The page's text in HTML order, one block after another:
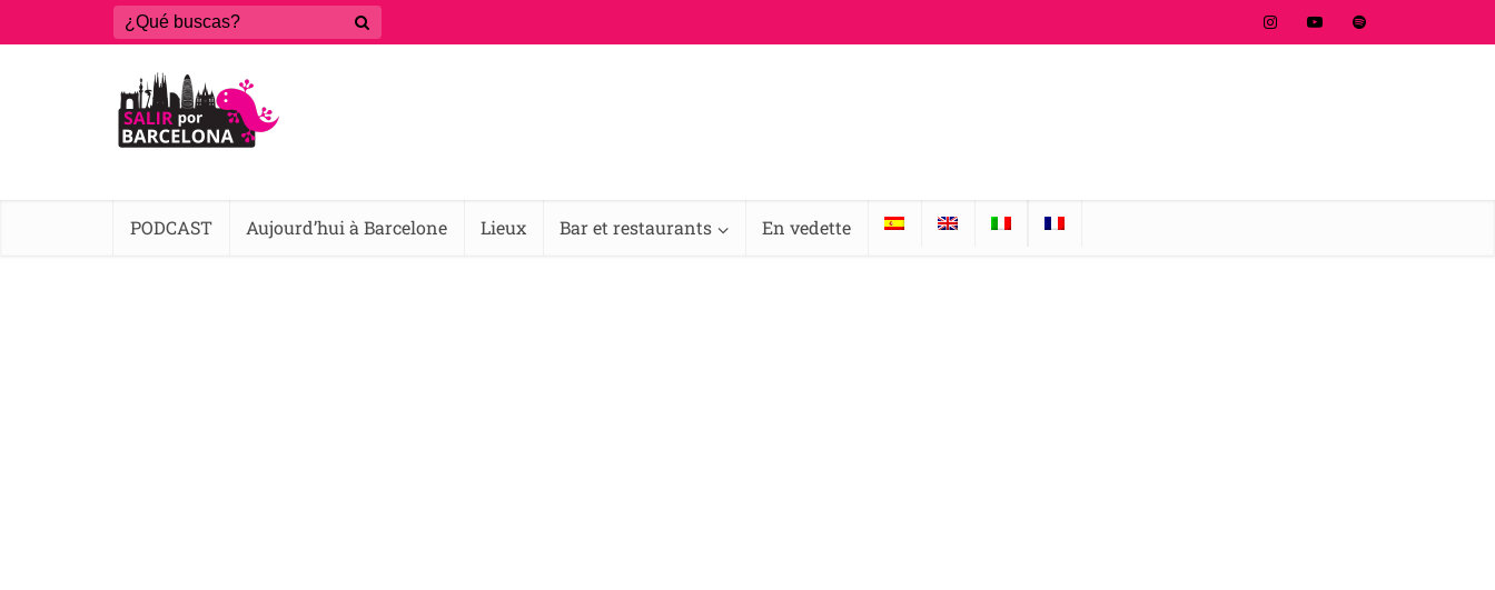
PODCAST Aujourd’hui à Barcelone Lieux Bar et restaurants En vedette